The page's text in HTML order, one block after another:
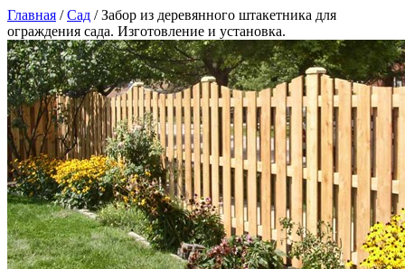
Главная / Сад / Забор из деревянного штакетника для
ограждения сада. Изготовление и установка.